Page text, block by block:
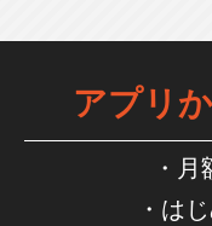
アプリ
月
は